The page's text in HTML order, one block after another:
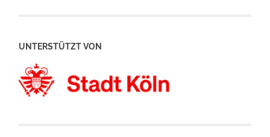
UNTERSTÜTZT VON